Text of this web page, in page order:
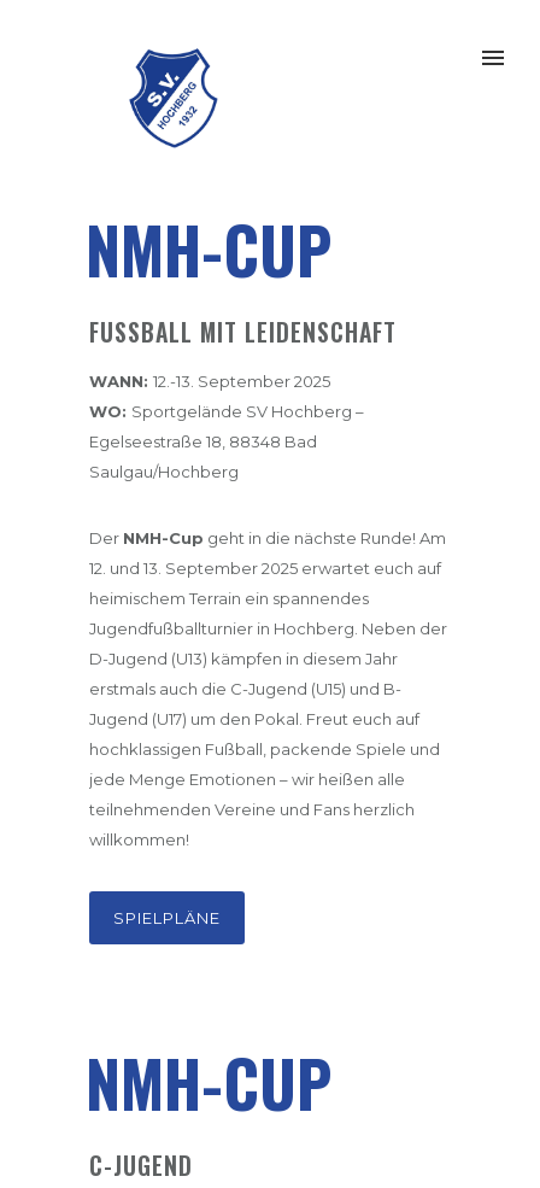
NMH-CUP
FUSSBALL MIT LEIDENSCHAFT
WANN: 12.-13. September 2025
WO: Sportgelände SV Hochberg –
Egelseestraße 18, 88348 Bad
Saulgau/Hochberg
Der NMH-Cup geht in die nächste Runde! Am
12. und 13. September 2025 erwartet euch auf
heimischem Terrain ein spannendes
Jugendfußballturnier in Hochberg. Neben der
D-Jugend (U13) kämpfen in diesem Jahr
erstmals auch die C-Jugend (U15) und B-
Jugend (U17) um den Pokal. Freut euch auf
hochklassigen Fußball, packende Spiele und
jede Menge Emotionen – wir heißen alle
teilnehmenden Vereine und Fans herzlich
willkommen!
SPIELPLÄNE
NMH-CUP
C-JUGEND